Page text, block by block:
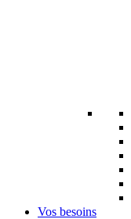
Vos besoins